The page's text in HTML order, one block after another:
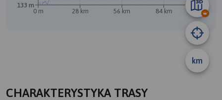
km
0 m 28 km 56 km 84 km 112 km
133 m
CHARAKTERYSTYKA TRASY